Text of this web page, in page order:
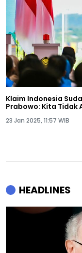
Klaim Indonesia
Prabowo: Kita Tidak
23 Jan 2025, 11:57 WIB
HEADLINES